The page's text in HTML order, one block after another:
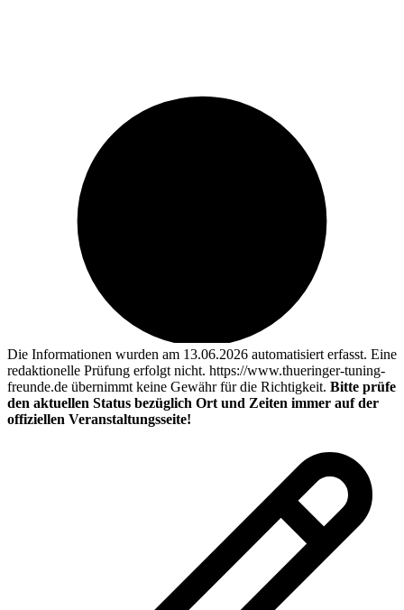
Die Informationen wurden am 13.06.2026 automatisiert erfasst. Eine
redaktionelle Prüfung erfolgt nicht. https://www.thueringer-tuning-
freunde.de übernimmt keine Gewähr für die Richtigkeit. Bitte prüfe
den aktuellen Status bezüglich Ort und Zeiten immer auf der
offiziellen Veranstaltungsseite!